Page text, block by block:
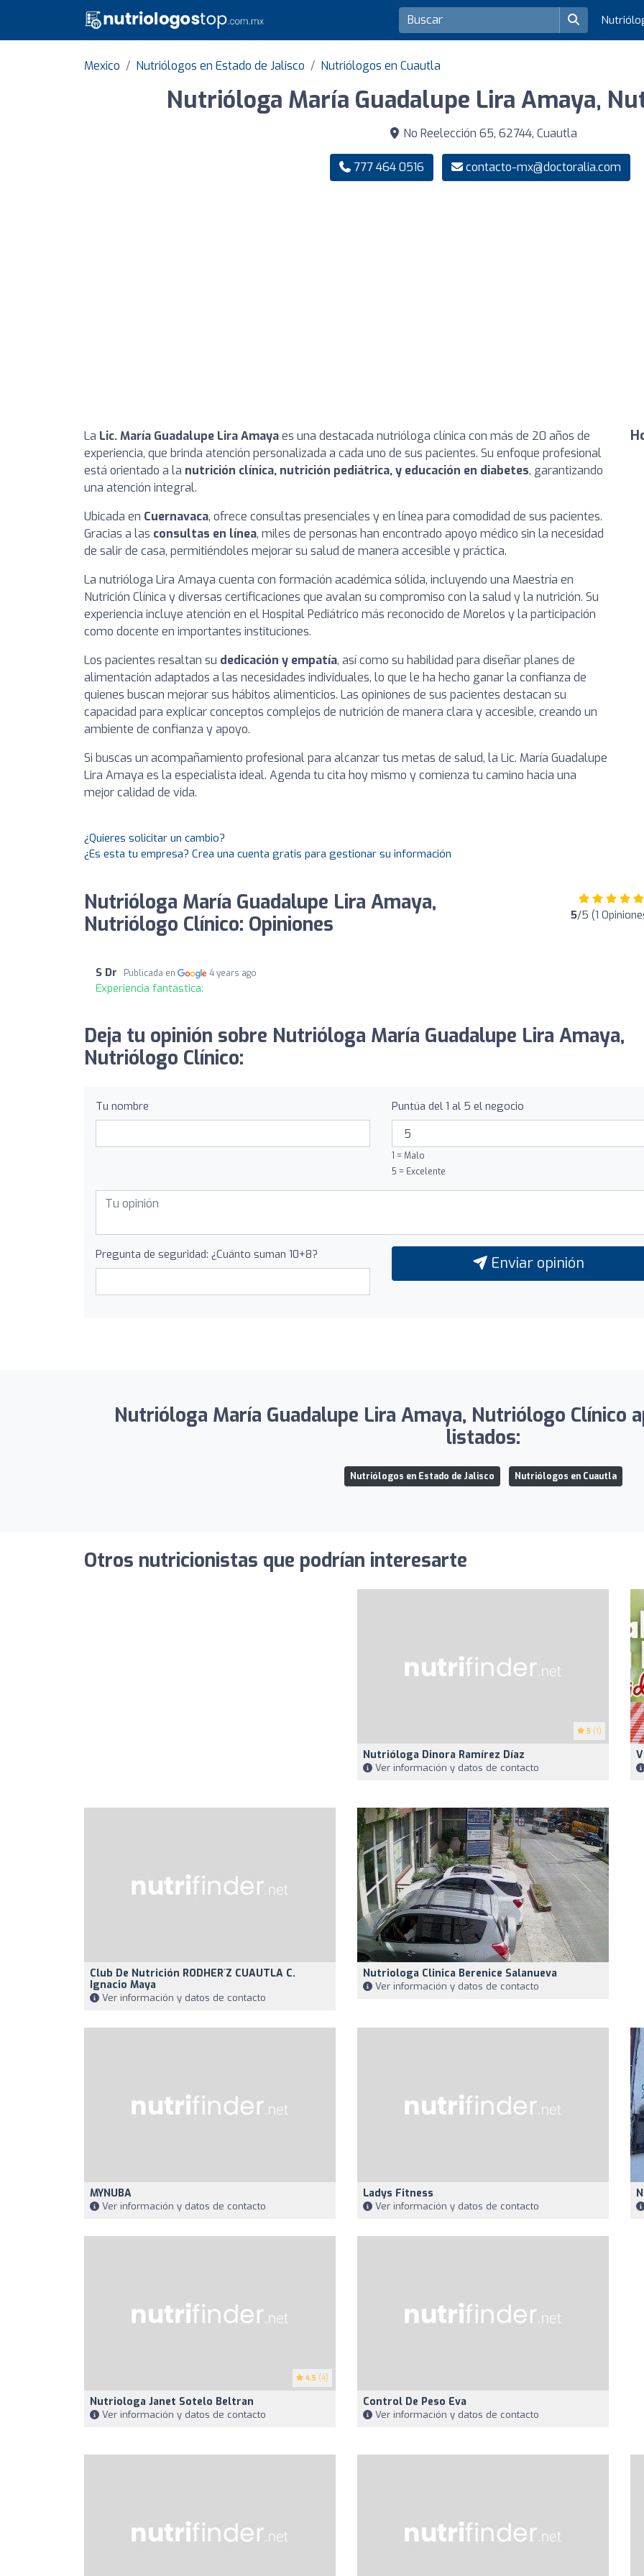
Mexico Nutriólogos en Estado de Jalisco Nutriólogos en Cuautla
Nutrióloga María Guadalupe Lira Amaya,
No Reelección 65, 62744, Cuautla
777 464 0516 contacto-mx@doctoralia.com
La Lic. María Guadalupe Lira Amayaes una destacada nutrióloga clínica con más de 20 años de
experiencia, que brinda atención personalizada a cada uno de sus pacientes. Su enfoque profesional
está orientado a la nutrición clínica, nutrición pediátrica, y educación en diabetes, garantizando
una atención integral.
Ubicada en Cuernavaca, ofrece consultas presenciales y en línea para comodidad de sus pacientes.
Gracias a las consultas en línea, miles de personas han encontrado apoyo médico sin la necesidad
de salir de casa, permitiéndoles mejorar su salud de manera accesible y práctica.
La nutrióloga Lira Amaya cuenta con formación académica sólida, incluyendo una Maestría en
Nutrición Clínica y diversas certificaciones que avalan su compromiso con la salud y la nutrición. Su
experiencia incluye atención en el Hospital Pediátrico más reconocido de Morelos y la participación
como docente en importantes instituciones.
Los pacientes resaltan su dedicación y empatía, así como su habilidad para diseñar planes de
alimentación adaptados a las necesidades individuales, lo que le ha hecho ganar la confianza de
quienes buscan mejorar sus hábitos alimenticios. Las opiniones de sus pacientes destacan su
capacidad para explicar conceptos complejos de nutrición de manera clara y accesible, creando un
ambiente de confianza y apoyo.
Si buscas un acompañamiento profesional para alcanzar tus metas de salud, la Lic. María Guadalupe
Lira Amaya es la especialista ideal. Agenda tu cita hoy mismo y comienza tu camino hacia una
mejor calidad de vida.
¿Quieres solicitar un cambio?
¿Es esta tu empresa? Crea una cuenta gratis para gestionar su información
Nutrióloga María Guadalupe Lira Amaya,
Nutriólogo Clínico: Opiniones
5/5 (1
S Dr Publicada en 4 years ago
Experiencia fantástica:
Deja tu opinión sobre Nutrióloga María Guadalupe Lira Amaya,
Nutriólogo Clínico:
Tu nombre Puntúa del 1 al 5 el negocio
1 = Malo
5 = Excelente
Pregunta de seguridad: ¿Cuánto suman 10+8? Enviar opinión
Nutrióloga María Guadalupe Lira Amaya, Nutriólogo Clínico
listados:
Nutriólogos en Estado de Jalisco Nutriólogos en Cuautla
Otros nutricionistas que podrían interesarte
5 (1)
Nutrióloga Dinora Ramírez Díaz
Ver información y datos de contacto
Club De Nutrición RODHER´Z CUAUTLA C.
Ignacio Maya
Ver información y datos de contacto
Nutriologa Clinica Berenice Salanueva
Ver información y datos de contacto
MYNUBA
Ver información y datos de contacto
Ladys Fitness
Ver información y datos de contacto
4.5 (4)
Nutriologa Janet Sotelo Beltran
Ver información y datos de contacto
Control De Peso Eva
Ver información y datos de contacto